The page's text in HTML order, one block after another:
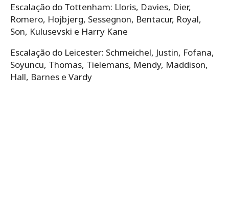
Escalação do Tottenham:​ Lloris, Davies, Dier,
Romero, Hojbjerg, Sessegnon, Bentacur, Royal,
Son, Kulusevski e Harry Kane
Escalação do Leicester: Schmeichel, Justin, Fofana,
Soyuncu, Thomas, Tielemans, Mendy, Maddison,
Hall, Barnes e Vardy